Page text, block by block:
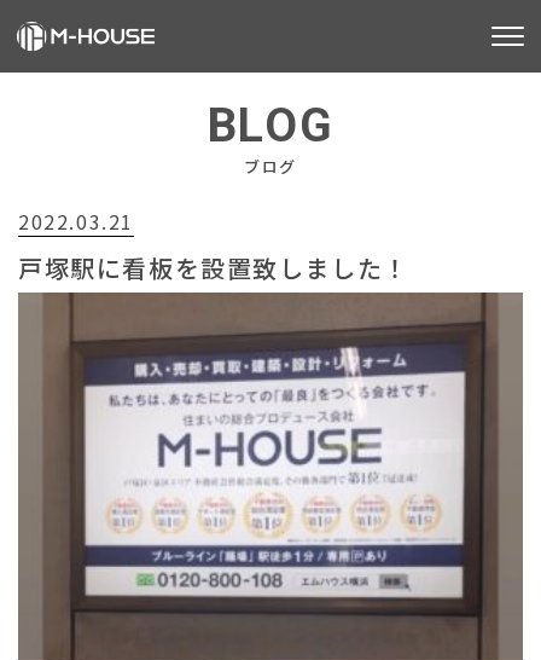
不動産事業
建築事業
施工事例
お客様の声
お知らせ
イベント情報
BLOG
ブログ
2022.03.21
戸塚駅に看板を設置致しました！